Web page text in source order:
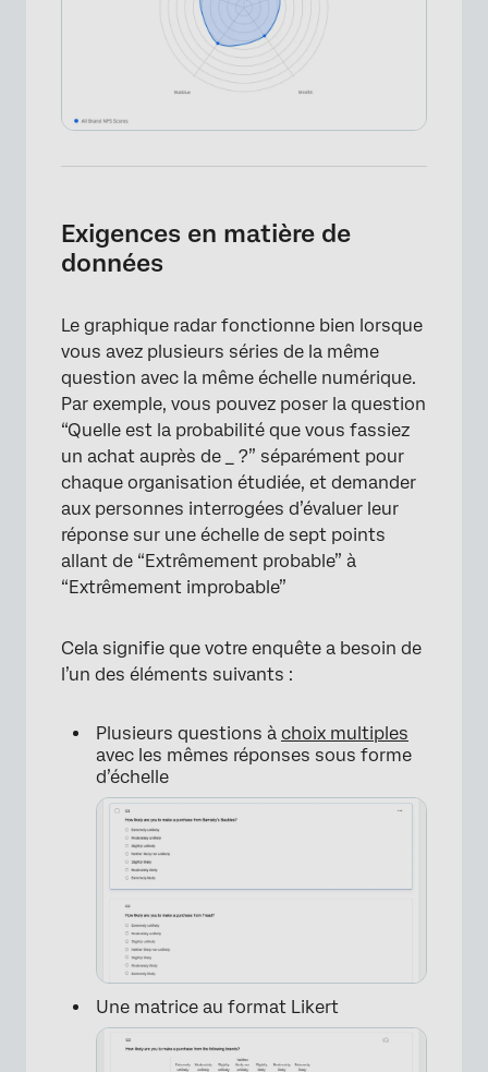
Exigences en matière de
données
Le graphique radar fonctionne bien lorsque
vous avez plusieurs séries de la même
question avec la même échelle numérique.
Par exemple, vous pouvez poser la question
“Quelle est la probabilité que vous fassiez
un achat auprès de _ ?” séparément pour
chaque organisation étudiée, et demander
aux personnes interrogées d’évaluer leur
réponse sur une échelle de sept points
allant de “Extrêmement probable” à
“Extrêmement improbable”
Cela signifie que votre enquête a besoin de
l’un des éléments suivants :
Plusieurs questions à choix multiples
avec les mêmes réponses sous forme
d’échelle
Une matrice au format Likert